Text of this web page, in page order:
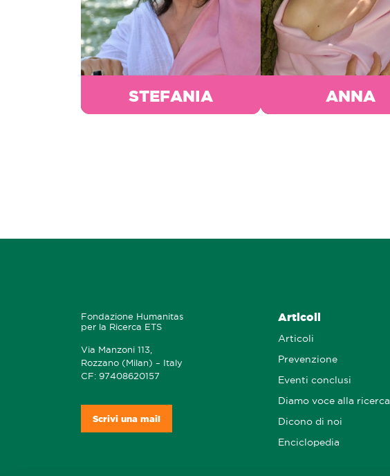
STEFANIA ANNA
Fondazione Humanitas
per la Ricerca ETS
Via Manzoni 113,
Rozzano (Milan) – Italy
CF: 97408620157
Scrivi una mail
Articoli
Articoli
Prevenzione
Eventi conclusi
Diamo voce alla ricerca
Dicono di noi
Enciclopedia